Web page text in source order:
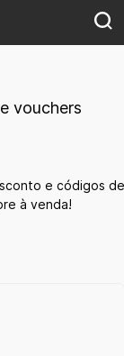
vouchers
e códigos de
à venda!